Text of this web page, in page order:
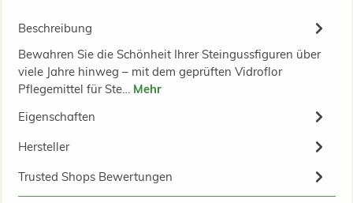
Beschreibung
Bewahren Sie die Schönheit Ihrer Steingussfiguren über
viele Jahre hinweg – mit dem geprüften Vidroflor
Pflegemittel für Ste… Mehr
Eigenschaften
Hersteller
Trusted Shops Bewertungen